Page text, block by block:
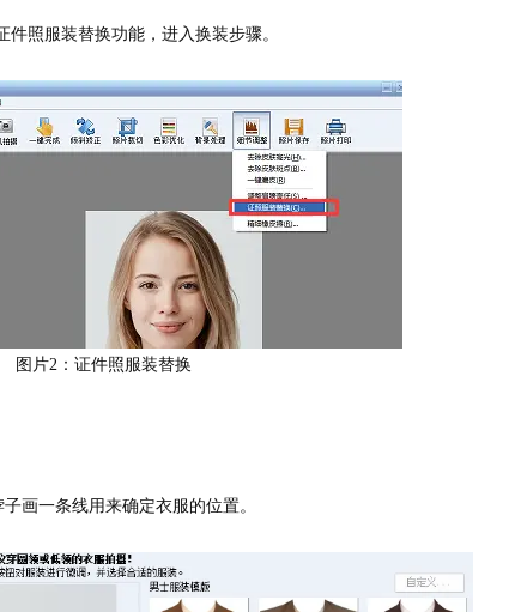
照服装替换功能，进入换装步骤。
图片2：证件照服装替换
画一条线用来确定衣服的位置。